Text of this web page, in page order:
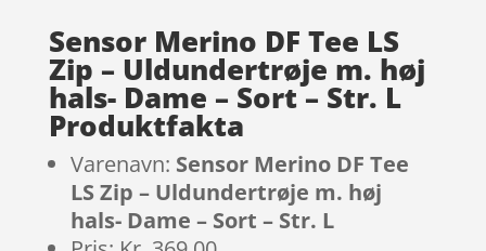
Sensor Merino DF Tee LS
Zip – Uldundertrøje m. høj
hals- Dame – Sort – Str. L
Produktfakta
Varenavn: Sensor Merino DF Tee
LS Zip – Uldundertrøje m. høj
hals- Dame – Sort – Str. L